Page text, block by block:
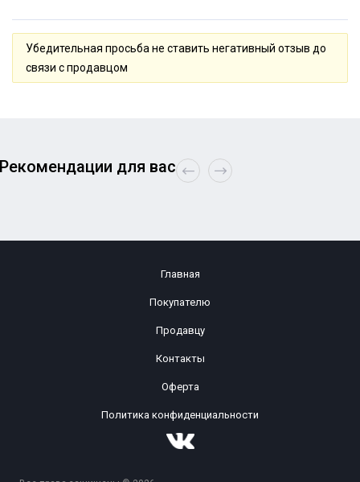
Убедительная просьба не ставить негативный отзыв до
связи с продавцом
Рекомендации для вас
Главная
Покупателю
Продавцу
Контакты
Оферта
Политика конфиденциальности